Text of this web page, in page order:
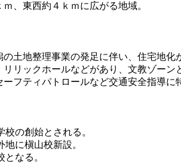
、東西約４ｋｍに広がる地域。
土地整理事業の発足に伴い、住宅地
リックホールなどがあり、文教ゾーン
フティパトロールなど交通安全指導に
の創始とされる。
に槇山校新設。
なる。